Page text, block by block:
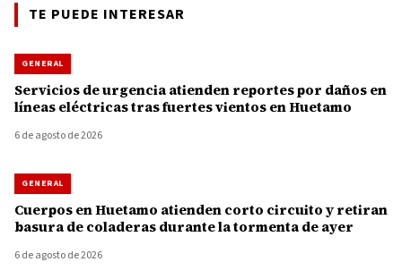
TE PUEDE INTERESAR
GENERAL
Servicios de urgencia atienden reportes por daños en
líneas eléctricas tras fuertes vientos en Huetamo
6 de agosto de 2026
GENERAL
Cuerpos en Huetamo atienden corto circuito y retiran
basura de coladeras durante la tormenta de ayer
6 de agosto de 2026